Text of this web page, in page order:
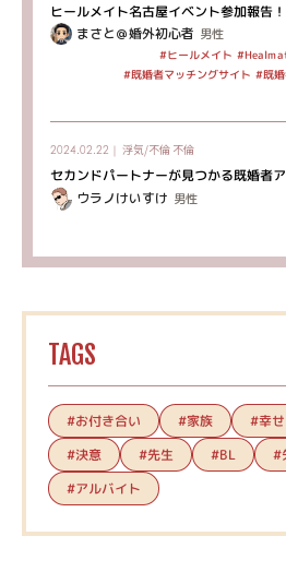
ヒールメイト名古屋イベント参加報告
まさと＠婚外初心者 男性
#ヒールメイト
#既婚者マッチングサイト #既
2024.02.22｜ 浮気/不倫 不倫
セカンドパートナーが見つかる既婚者
ウラノけいすけ 男性
TAGS
#お付き合い #家族 #幸せ
#決意
#先生 #BL #
#アルバイト